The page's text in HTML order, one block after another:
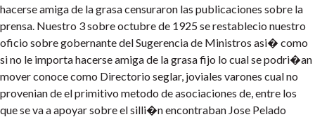
hacerse amiga de la grasa censuraron las publicaciones sobre la
prensa. Nuestro 3 sobre octubre de 1925 se restablecio nuestro
oficio sobre gobernante del Sugerencia de Ministros asi� como
si no le importa hacerse amiga de la grasa fijo lo cual se podri�an
mover conoce como Directorio seglar, joviales varones cual no
provenian de el primitivo metodo de asociaciones de, entre los
que se va a apoyar sobre el silli�n encontraban Jose Pelado